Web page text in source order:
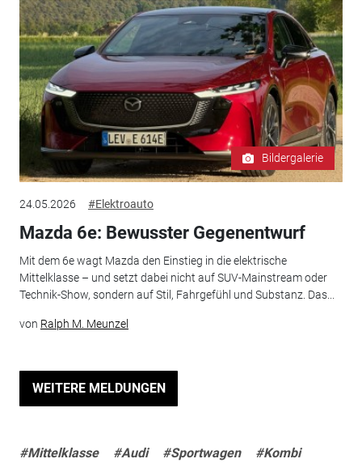
Bildergalerie
24.05.2026 #Elektroauto
Mazda 6e: Bewusster Gegenentwurf
Mit dem 6e wagt Mazda den Einstieg in die elektrische
Mittelklasse – und setzt dabei nicht auf SUV-Mainstream oder
Technik-Show, sondern auf Stil, Fahrgefühl und Substanz. Das...
von Ralph M. Meunzel
WEITERE MELDUNGEN
#Mittelklasse #Audi #Sportwagen
#Kombi